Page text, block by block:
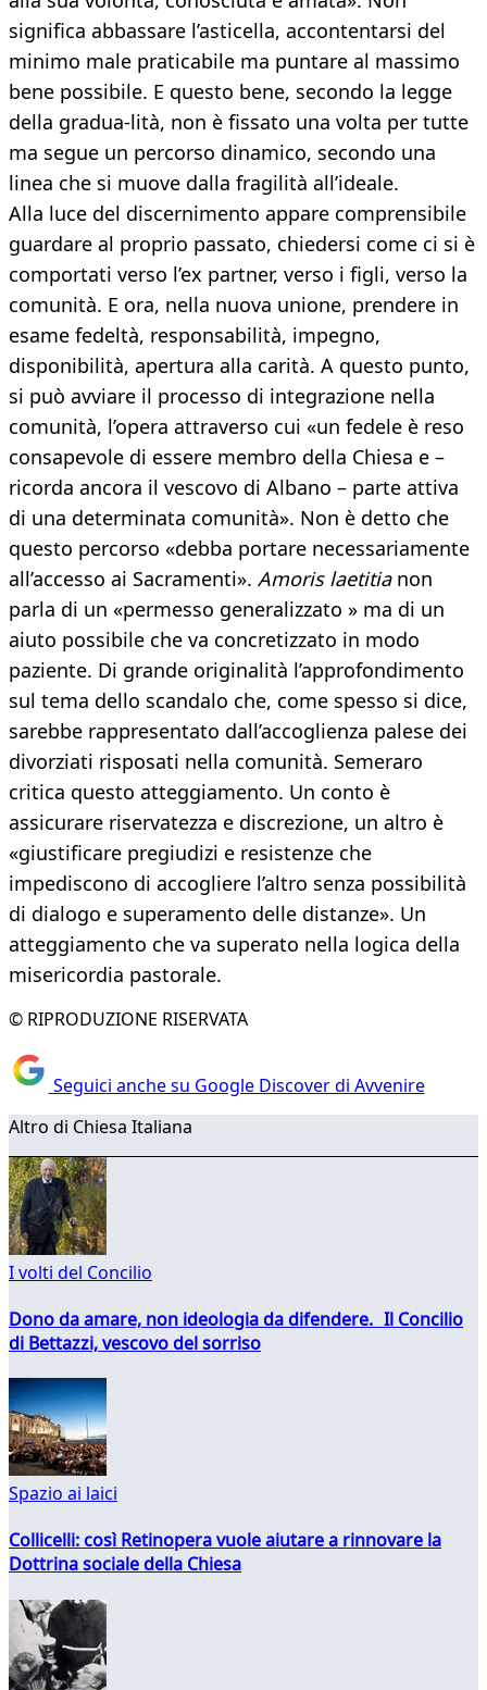
significa abbassare l’asticella, accontentarsi del
minimo male praticabile ma puntare al massimo
bene possibile. E questo bene, secondo la legge
della gradua-lità, non è fissato una volta per tutte
ma segue un percorso dinamico, secondo una
linea che si muove dalla fragilità all’ideale.
Alla luce del discernimento appare comprensibile
guardare al proprio passato, chiedersi come ci si è
comportati verso l’ex partner, verso i figli, verso la
comunità. E ora, nella nuova unione, prendere in
esame fedeltà, responsabilità, impegno,
disponibilità, apertura alla carità. A questo punto,
si può avviare il processo di integrazione nella
comunità, l’opera attraverso cui «un fedele è reso
consapevole di essere membro della Chiesa e –
ricorda ancora il vescovo di Albano – parte attiva
di una determinata comunità». Non è detto che
questo percorso «debba portare necessariamente
all’accesso ai Sacramenti». Amoris laetitianon
parla di un «permesso generalizzato » ma di un
aiuto possibile che va concretizzato in modo
paziente. Di grande originalità l’approfondimento
sul tema dello scandalo che, come spesso si dice,
sarebbe rappresentato dall’accoglienza palese dei
divorziati risposati nella comunità. Semeraro
critica questo atteggiamento. Un conto è
assicurare riservatezza e discrezione, un altro è
«giustificare pregiudizi e resistenze che
impediscono di accogliere l’altro senza possibilità
di dialogo e superamento delle distanze». Un
atteggiamento che va superato nella logica della
misericordia pastorale.
© RIPRODUZIONE RISERVATA
Seguici anche su Google Discover di Avvenire
Altro di Chiesa Italiana
I volti del Concilio
Dono da amare, non ideologia da difendere. Il Concilio
di Bettazzi, vescovo del sorriso
Spazio ai laici
Collicelli: così Retinopera vuole aiutare a rinnovare la
Dottrina sociale della Chiesa